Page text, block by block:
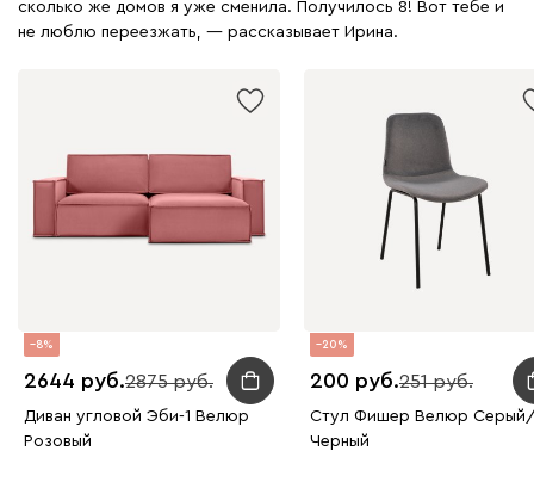
сколько же домов я уже сменила. Получилось 8! Вот тебе и
не люблю переезжать, — рассказывает Ирина.
8
2644 2875
Диван угловой Эби-1 Велюр
Розовый
20
200 251
Стул Фишер Велюр
Черный